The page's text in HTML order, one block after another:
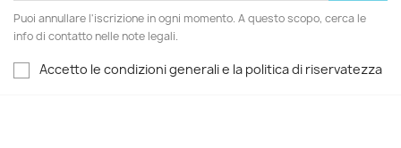
Puoi annullare l'iscrizione in ogni momento. A questo scopo, cerca le
info di contatto nelle note legali.
Accetto le condizioni generali e la politica di riservatezza